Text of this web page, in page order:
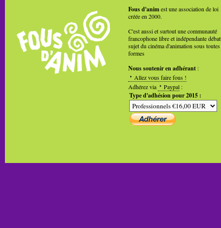
Fous d'animest une association de loi
créée en 2000.
C'est aussi et surtout une communauté
francophone libre et indépendante
sujet du cinéma d'animation sous toutes
formes
Nous soutenir en adhérant :
Allez vous faire fous !
Adhérez via
Paypal :
Type d'adhésion pour 2015 :